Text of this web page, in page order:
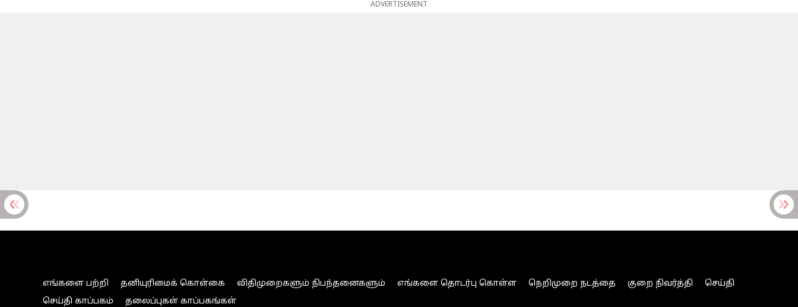
ADVERTISEMENT
எங்களை பற்றி தனியுரிமைக் கொள்கை விதிமுறைகளும் நிபந்தனைகளும் எங்களை தொடர்பு கொள்ள நெறிமுறை நடத்தை குறை நிவர்த்தி
செய்தி
செய்தி காப்பகம்
தலைப்புகள் காப்பகங்கள்